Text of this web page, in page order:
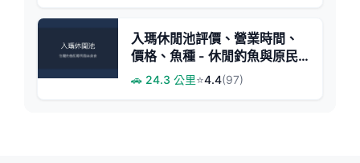
入瑪休閒池評價、營業時間、
價格、魚種 - 休閒釣魚與原民
美食體驗
🚗 24.3 公里⭐4.4(97)